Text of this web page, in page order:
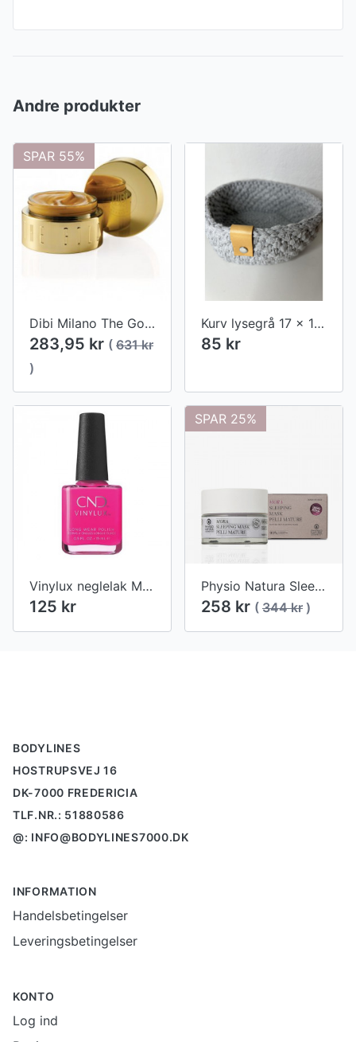
Andre produkter
SPAR 55%
Dibi Milano The Gold Face Mask 50ml (udgår)
283,95 kr ( 631 kr
)
Kurv lysegrå 17 x 17 cm - hæklet
85 kr
Vinylux neglelak Museum meet cute #379
125 kr
SPAR 25%
Physio Natura Sleeping Mask Blackberry (moden hud) 50 ml.
258 kr ( 344 kr )
BODYLINES
HOSTRUPSVEJ 16
DK-7000 FREDERICIA
TLF.NR.: 51880586
@: INFO@BODYLINES7000.DK
INFORMATION
Handelsbetingelser
Leveringsbetingelser
KONTO
Log ind